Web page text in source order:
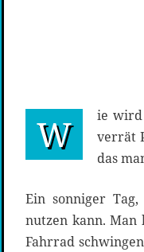
W
ie wird
verrät
das
Ein sonniger
nutzen kann. Man
Fahrrad